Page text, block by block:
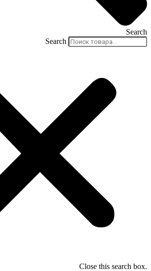
Search
Search
Close this search box.